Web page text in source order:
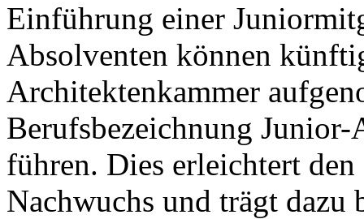
Einführung einer
Absolventen können
Architektenkammer
Berufsbezeichnung
führen. Dies erleichtert
Nachwuchs und trägt dazu